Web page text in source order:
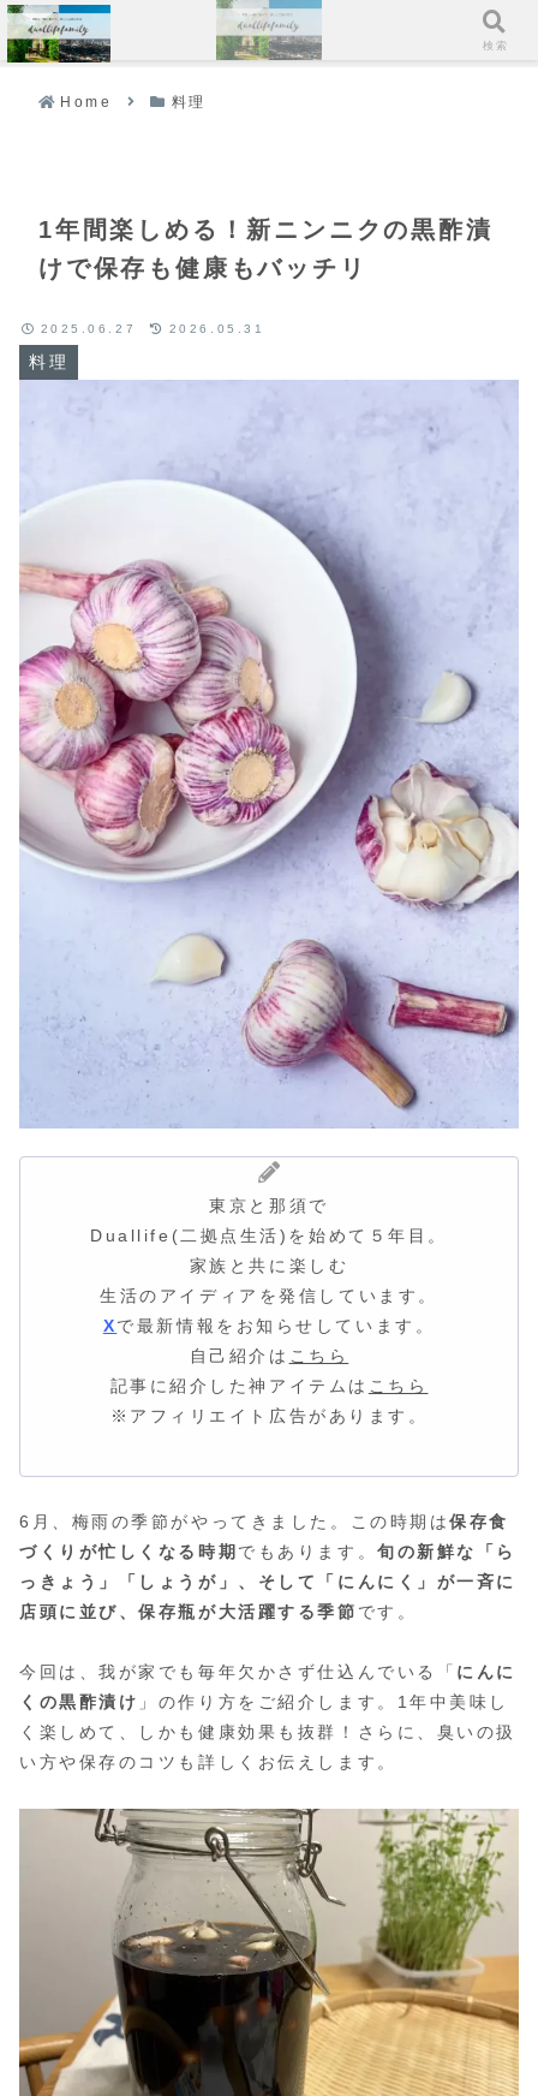
Home 料理
1年間楽しめる！新ニンニクの黒酢漬
けで保存も健康もバッチリ
料理
2025.06.27 2026.05.31
東京と那須で
Duallife(二拠点生活)を始めて５年目。
家族と共に楽しむ
生活のアイディア を発信しています。
Xで最新情報をお知らせしています。
自己紹介は こちら
記事に紹介した神アイテムは こちら
※アフィリエイト広告があります。
6月、梅雨の季節がやってきました。この時期は保存食
づくりが忙しくなる時期 でもあります。旬の新鮮な「ら
っきょう」「しょうが」、そして「にんにく」が一斉に
店頭に並び、保存瓶が大活躍する季節 です。
今回は、我が家でも毎年欠かさず仕込んでいる「 にんに
くの黒酢漬け 」の作り方をご紹介します。1年中美味し
く楽しめて、しかも健康効果も抜群！さらに、臭いの扱
い方や保存のコツも詳しくお伝えします。
メニュー 検索